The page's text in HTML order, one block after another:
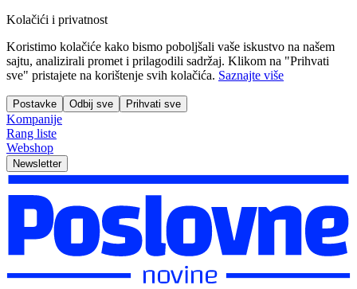
Kolačići i privatnost
Koristimo kolačiće kako bismo poboljšali vaše iskustvo na našem
sajtu, analizirali promet i prilagodili sadržaj. Klikom na "Prihvati
sve" pristajete na korištenje svih kolačića. Saznajte više
Postavke Odbij sve Prihvati sve
Kompanije
Rang liste
Webshop
Newsletter